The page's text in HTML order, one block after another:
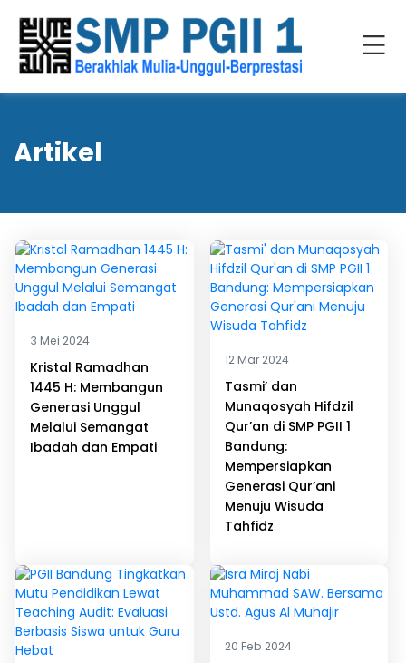
Artikel
3 Mei 2024
Kristal Ramadhan
1445 H: Membangun
Generasi Unggul
Melalui Semangat
Ibadah dan Empati
12 Mar 2024
Tasmi’ dan
Munaqosyah Hifdzil
Qur’an di SMP PGII 1
Bandung:
Mempersiapkan
Generasi Qur’ani
Menuju Wisuda
Tahfidz
20 Feb 2024